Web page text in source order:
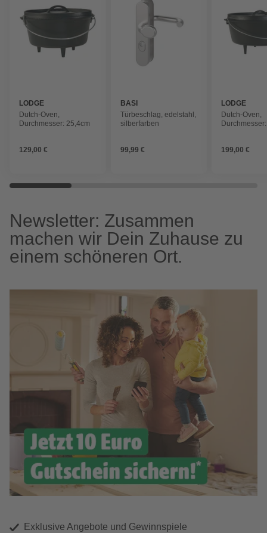
LODGE
Dutch-Oven,
Durchmesser: 25,4cm
129,00 €
BASI
Türbeschlag, edelstahl,
silberfarben
99,99 €
LODGE
Dutch-Oven,
199,00 €
Newsletter: Zusammen
machen wir Dein Zuhause zu
einem schöneren Ort.
Exklusive Angebote und Gewinnspiele